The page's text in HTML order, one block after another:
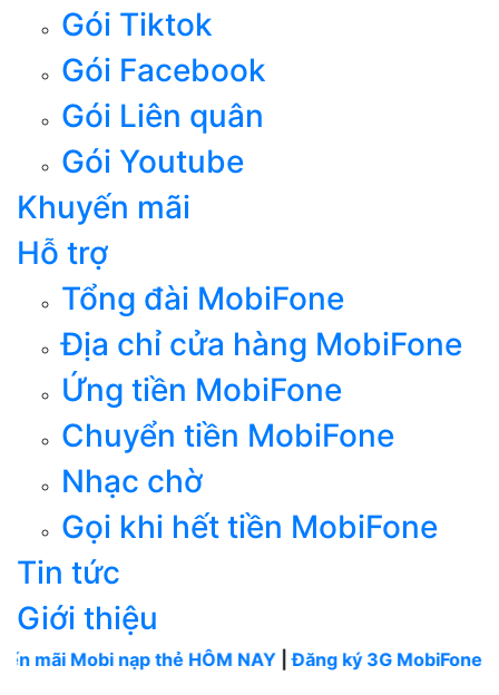
Gói Tiktok
Gói Facebook
Gói Liên quân
Gói Youtube
Khuyến mãi
Hỗ trợ
Tổng đài MobiFone
Địa chỉ cửa hàng MobiFone
Ứng tiền MobiFone
Chuyển tiền MobiFone
Nhạc chờ
Gọi khi hết tiền MobiFone
Tin tức
Giới thiệu
nạp thẻ HÔM NAY|Đăng ký 3G MobiFone tháng